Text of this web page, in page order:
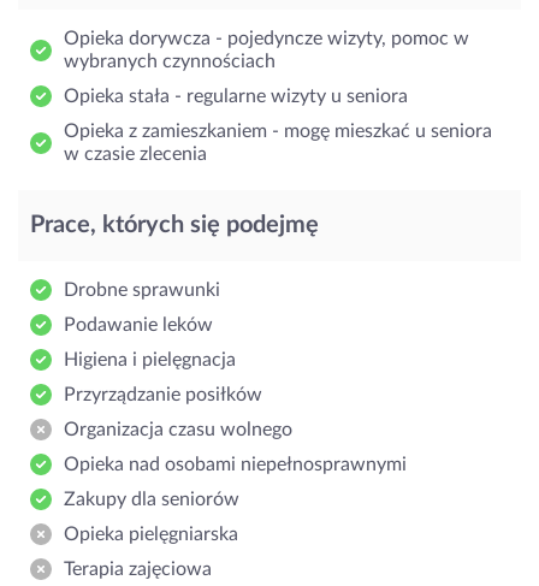
Opieka dorywcza - pojedyncze wizyty, pomoc w
wybranych czynnościach
Opieka stała - regularne wizyty u seniora
Opieka z zamieszkaniem - mogę mieszkać u seniora
w czasie zlecenia
Prace, których się podejmę
Drobne sprawunki
Podawanie leków
Higiena i pielęgnacja
Przyrządzanie posiłków
Organizacja czasu wolnego
Opieka nad osobami niepełnosprawnymi
Zakupy dla seniorów
Opieka pielęgniarska
Terapia zajęciowa